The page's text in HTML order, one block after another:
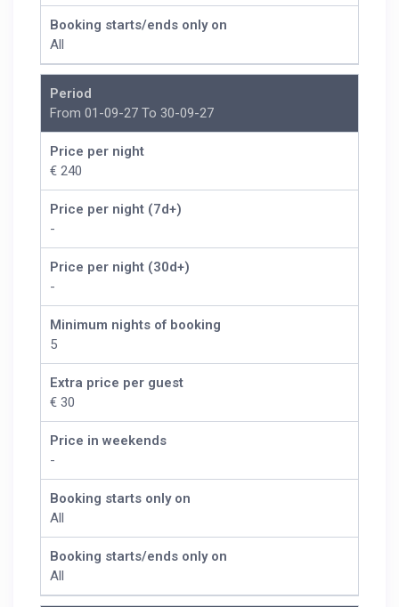
Booking starts/ends only on
All
Period
From 01-09-27 To 30-09-27
Price per night
€ 240
Price per night (7d+)
-
Price per night (30d+)
-
Minimum nights of booking
5
Extra price per guest
€ 30
Price in weekends
-
Booking starts only on
All
Booking starts/ends only on
All